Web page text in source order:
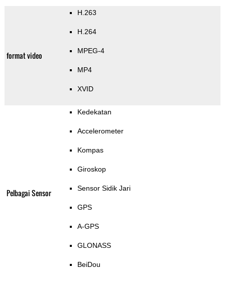
format video
H.263
H.264
MPEG-4
MP4
XVID
Pelbagai Sensor
Kedekatan
Accelerometer
Kompas
Giroskop
Sensor Sidik Jari
GPS
A-GPS
GLONASS
BeiDou